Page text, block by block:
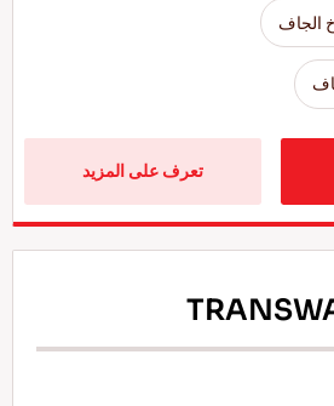
الجاف
تعرف على المزيد